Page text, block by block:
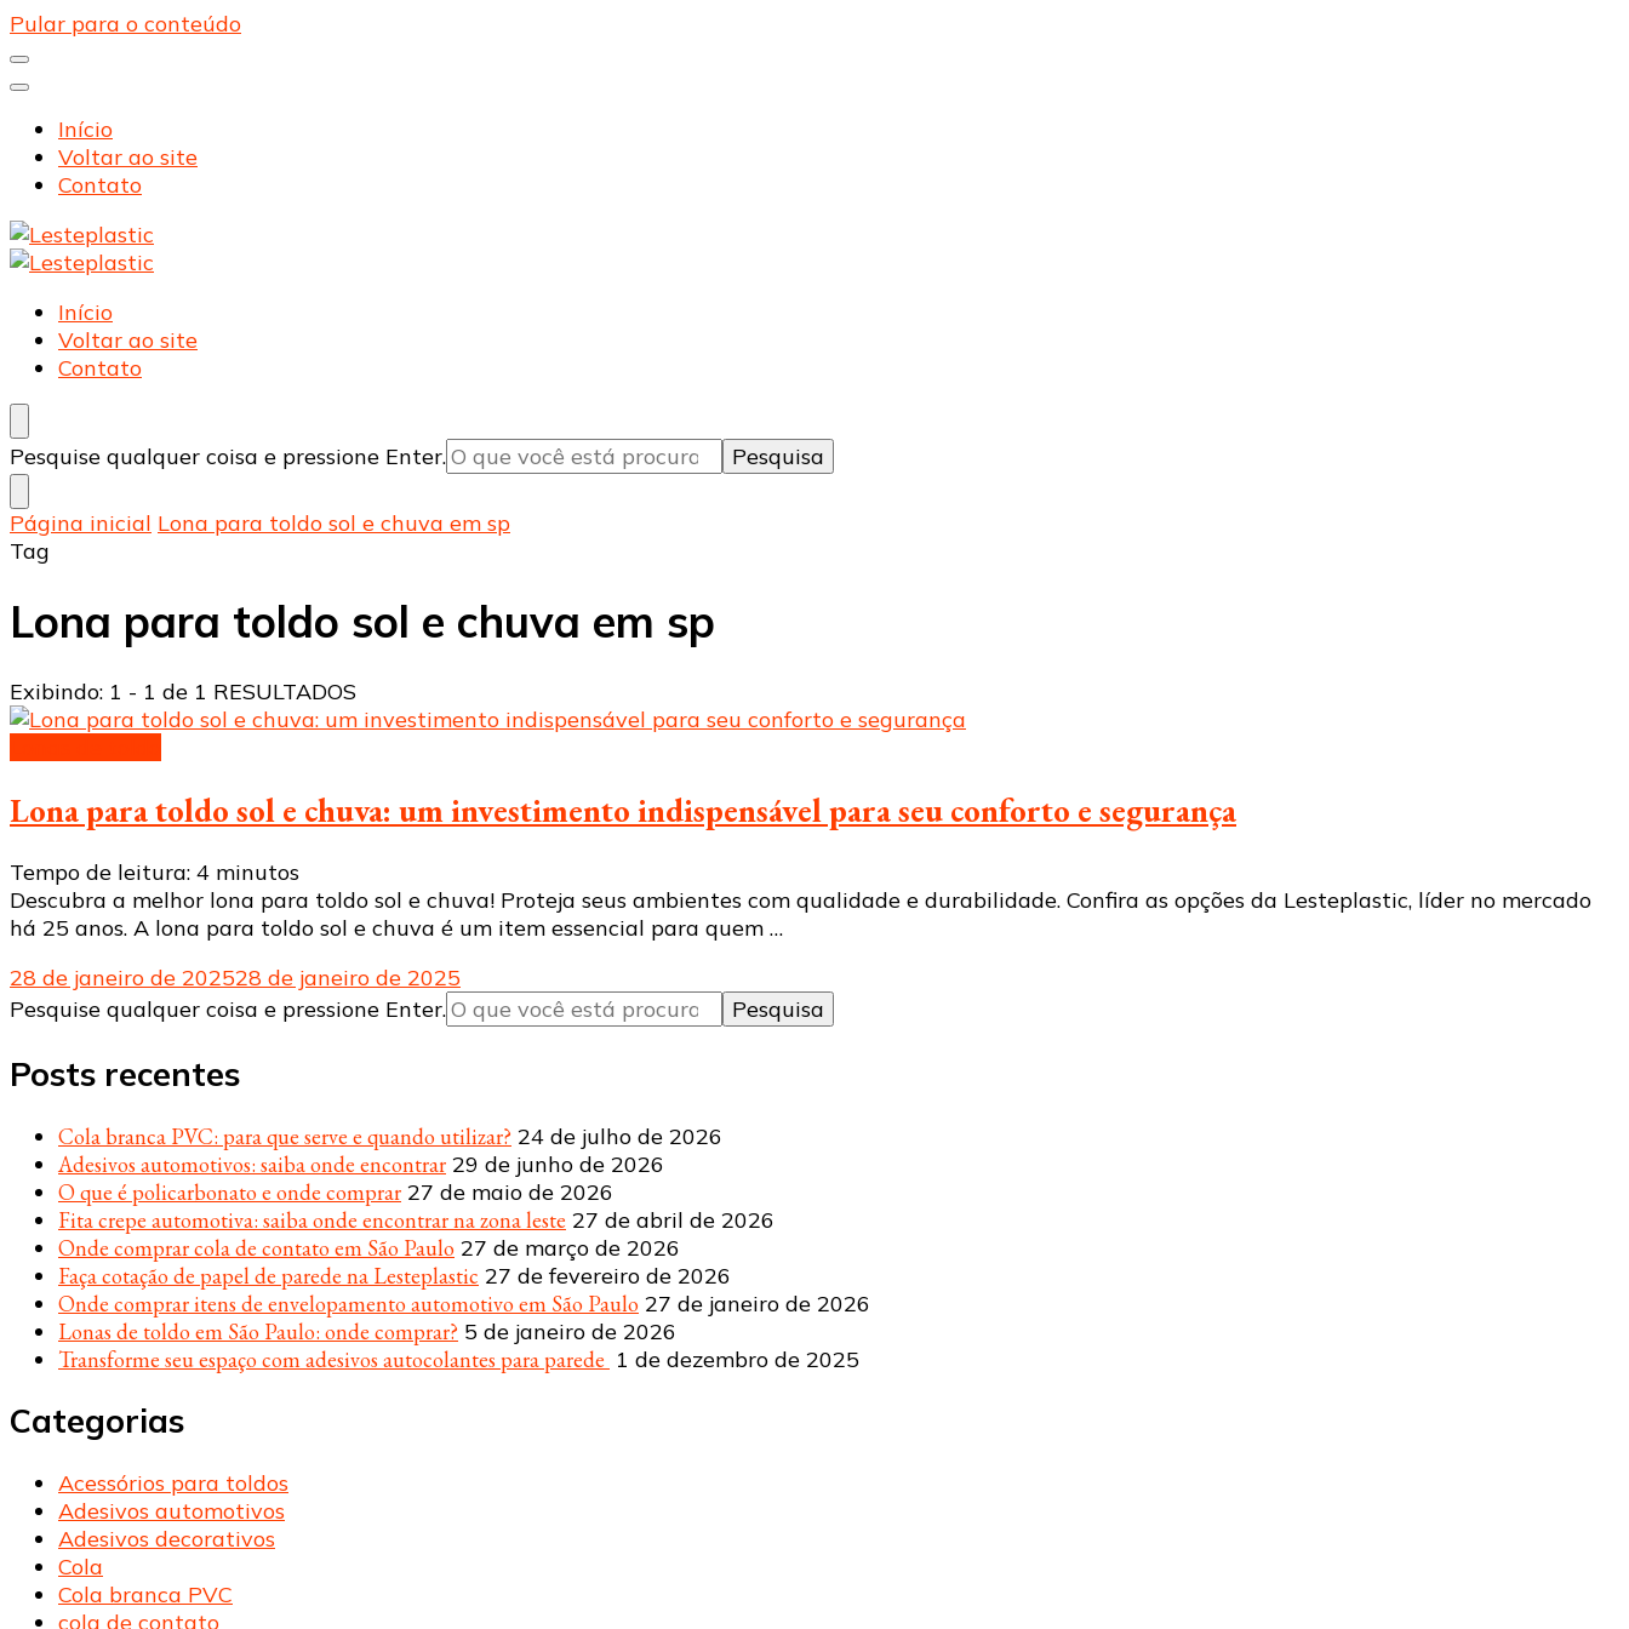
Pular para o conteúdo
Início
Voltar ao site
Contato
Lesteplastic
Blog – Lesteplastic
Lesteplastic
Blog – Lesteplastic
Início
Voltar ao site
Contato
Procurando
algo?
Pesquise qualquer coisa e pressione Enter.
Página inicial Lona para toldo sol e chuva em sp
Tag
Lona para toldo sol e chuva em sp
Exibindo: 1 - 1 de 1 RESULTADOS
Lona para toldo sol e chuva: um investimento indispensável para seu conforto e segurança
Tempo de leitura: 4 minutos
Descubra a melhor lona para toldo sol e chuva! Proteja seus ambientes com qualidade e durabilidade. Confira as opções da Lesteplastic, líder no mercado
há 25 anos. A lona para toldo sol e chuva é um item essencial para quem …
28 de janeiro de 202528 de janeiro de 2025
Procurando
Pesquise qualquer coisa e pressione Enter.
Posts recentes
Cola branca PVC: para que serve e quando utilizar? 24 de julho de 2026
Adesivos automotivos: saiba onde encontrar 29 de junho de 2026
O que é policarbonato e onde comprar 27 de maio de 2026
Fita crepe automotiva: saiba onde encontrar na zona leste 27 de abril de 2026
Onde comprar cola de contato em São Paulo 27 de março de 2026
Faça cotação de papel de parede na Lesteplastic 27 de fevereiro de 2026
Onde comprar itens de envelopamento automotivo em São Paulo 27 de janeiro de 2026
Lonas de toldo em São Paulo: onde comprar? 5 de janeiro de 2026
Transforme seu espaço com adesivos autocolantes para parede 1 de dezembro de 2025
Categorias
Acessórios para toldos
Adesivos automotivos
Adesivos decorativos
Cola
Cola branca PVC
cola de contato